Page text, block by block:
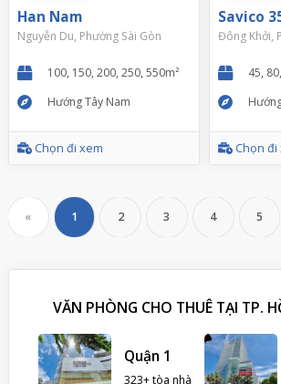
Han Nam
Nguyễn Du, Phường Sài Gòn
100, 150, 200, 250, 550m²
Hướng Tây Nam
Chọn đi xem
Savico
Đông Khởi,
45,
Chọn đi
« 1 2 3 4 5
VĂN PHÒNG CHO THUÊ TẠI TP.
Quận 1
323+ tòa nhà